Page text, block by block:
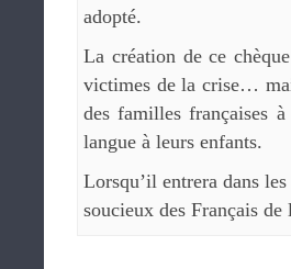
adopté.
La création de ce
victimes de la crise…
des familles françaises
langue à leurs enfants.
Lorsqu’il entrera dans
soucieux des Français de